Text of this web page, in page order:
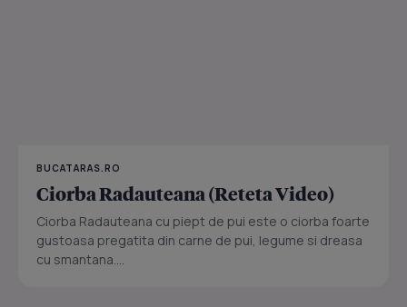
BUCATARAS.RO
Ciorba Radauteana (Reteta Video)
Ciorba Radauteana cu piept de pui este o ciorba foarte
gustoasa pregatita din carne de pui, legume si dreasa
cu smantana....